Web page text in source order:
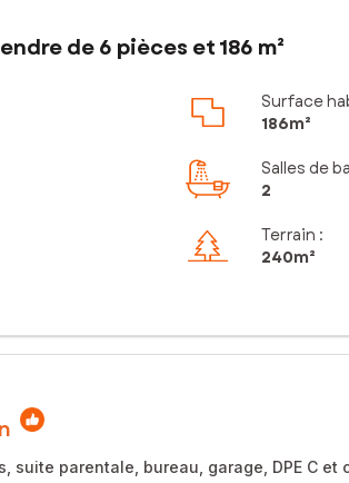
de 6 pièces et 186 m²
Surface
186m²
Salles de
2
Terrain :
240m²
suite parentale, bureau, garage, DPE C et